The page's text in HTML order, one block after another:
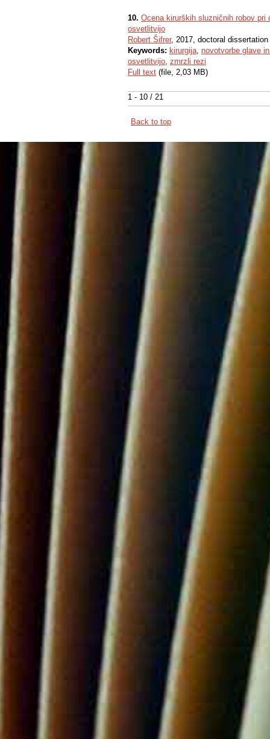
1 - 10 / 21
10. Ocena kirurških sluzničnih robov
osvetlitvijo
Robert Šifrer, 2017, doctoral dissertation
Keywords: kirurgija, novotvorbe glave
osvetlitvijo, zmrzli rezi
Full text (file, 2,03 MB)
Back to top